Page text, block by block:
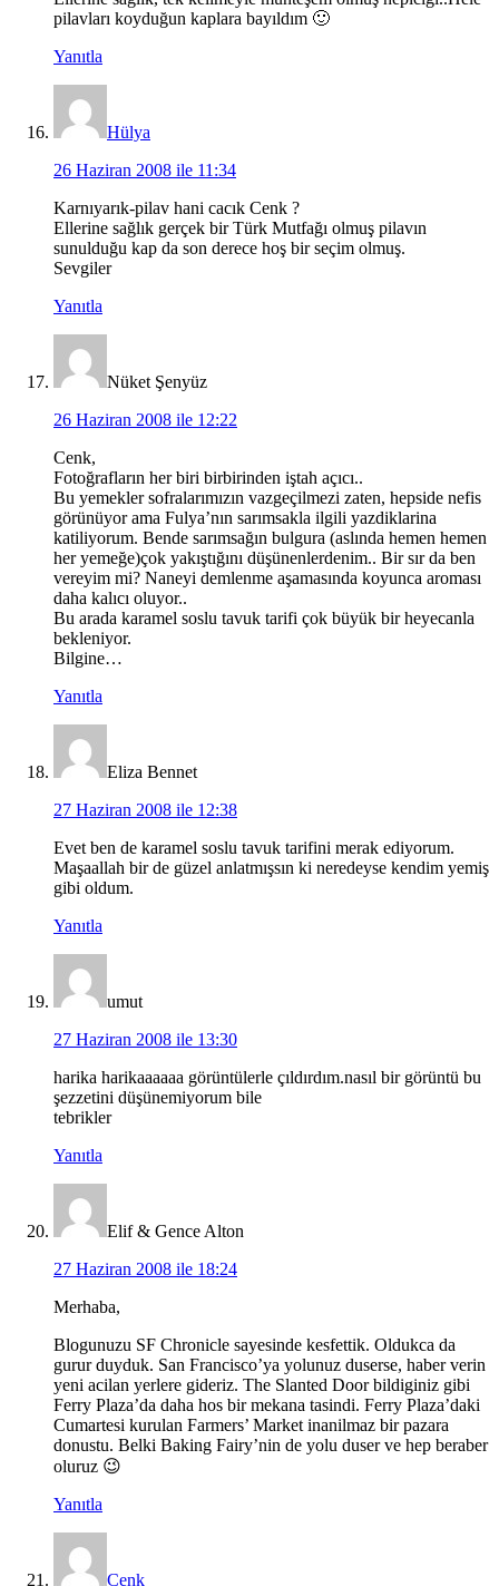
pilavları koyduğun kaplara bayıldım 🙂
Yanıtla
Hülya
26 Haziran 2008 ile 11:34
Karnıyarık-pilav hani cacık Cenk ?
Ellerine sağlık gerçek bir Türk Mutfağı olmuş pilavın
sunulduğu kap da son derece hoş bir seçim olmuş.
Sevgiler
Yanıtla
Nüket Şenyüz
26 Haziran 2008 ile 12:22
Cenk,
Fotoğrafların her biri birbirinden iştah açıcı..
Bu yemekler sofralarımızın vazgeçilmezi zaten, hepside nefis
görünüyor ama Fulya’nın sarımsakla ilgili yazdiklarina
katiliyorum. Bende sarımsağın bulgura (aslında hemen hemen
her yemeğe)çok yakıştığını düşünenlerdenim.. Bir sır da ben
vereyim mi? Naneyi demlenme aşamasında koyunca aroması
daha kalıcı oluyor..
Bu arada karamel soslu tavuk tarifi çok büyük bir heyecanla
bekleniyor.
Bilgine…
Yanıtla
Eliza Bennet
27 Haziran 2008 ile 12:38
Evet ben de karamel soslu tavuk tarifini merak ediyorum.
Maşaallah bir de güzel anlatmışsın ki neredeyse kendim yemiş
gibi oldum.
Yanıtla
umut
27 Haziran 2008 ile 13:30
harika harikaaaaaa görüntülerle çıldırdım.nasıl bir görüntü bu
şezzetini düşünemiyorum bile
tebrikler
Yanıtla
Elif & Gence Alton
27 Haziran 2008 ile 18:24
Merhaba,
Blogunuzu SF Chronicle sayesinde kesfettik. Oldukca da
gurur duyduk. San Francisco’ya yolunuz duserse, haber verin
yeni acilan yerlere gideriz. The Slanted Door bildiginiz gibi
Ferry Plaza’da daha hos bir mekana tasindi. Ferry Plaza’daki
Cumartesi kurulan Farmers’ Market inanilmaz bir pazara
donustu. Belki Baking Fairy’nin de yolu duser ve hep beraber
oluruz 😉
Yanıtla
Cenk